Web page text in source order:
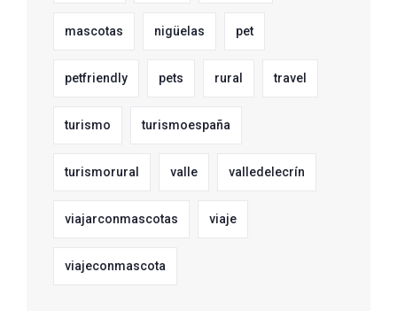
mascotas nigüelas pet
petfriendly pets rural travel
turismo turismoespaña
turismorural valle valledelecrín
viajarconmascotas viaje
viajeconmascota